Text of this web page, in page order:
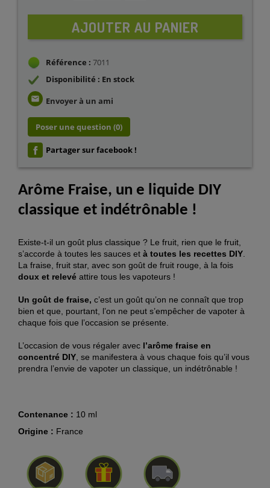
AJOUTER AU PANIER
Référence : 7011
Disponibilité : En stock
email Envoyer à un ami
Poser une question (0)
Partager sur facebook !
Arôme Fraise, un e liquide DIY
classique et indétrônable !
Existe-t-il un goût plus classique ? Le fruit, rien que le fruit,
s’accorde à toutes les sauces et à toutes les recettes DIY.
La fraise, fruit star, avec son goût de fruit rouge, à la fois
doux et relevé attire tous les vapoteurs !
Un goût de fraise, c’est un goût qu’on ne connaît que trop
bien et que, pourtant, l’on ne peut s’empêcher de vapoter à
chaque fois que l’occasion se présente.
L’occasion de vous régaler avec l’arôme fraise en
concentré DIY, se manifestera à vous chaque fois qu’il vous
prendra l’envie de vapoter un classique, un indétrônable !
Contenance : 10 ml
Origine : France